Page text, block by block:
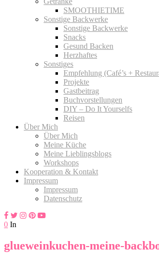
SMOOTHIETIME
Sonstige Backwerke
Sonstige Backwerke
Snacks
Gesund Backen
Herzhaftes
Sonstiges
Empfehlung (Café’s +
Projekte
Gastbeitrag
Buchvorstellungen
DIY – Do It Yourselfs
Reisen
Über Mich
Über Mich
Meine Küche
Meine Lieblingsblogs
Workshops
Kooperation & Kontakt
Impressum
Impressum
Datenschutz
0 In
glueweinkuchen-meine-